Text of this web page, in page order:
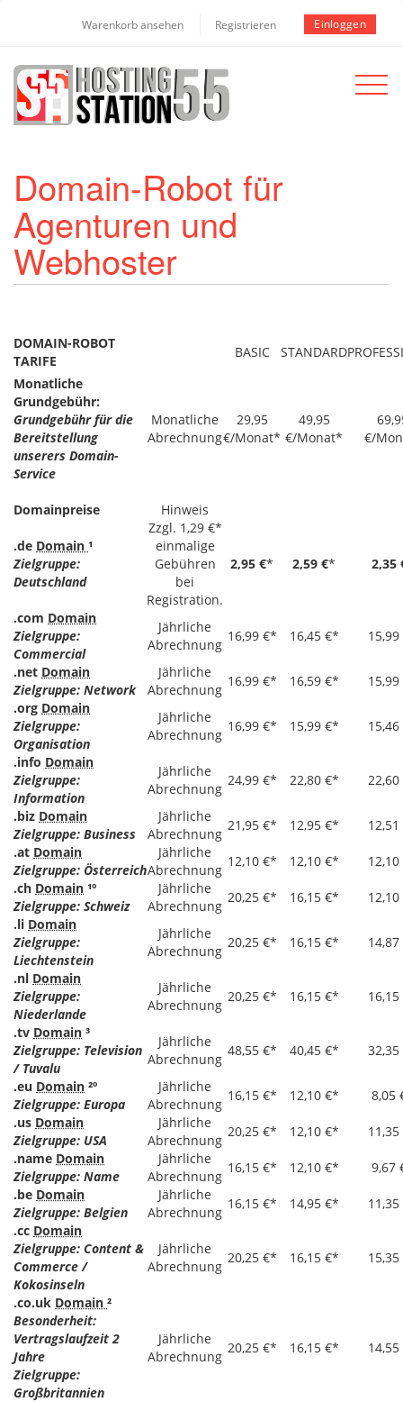
Warenkorb ansehen Registrieren Einloggen
Toggle
Domain-Robot für
Agenturen und
Webhoster
DOMAIN-ROBOT
TARIFE
BASIC STANDARD
Monatliche
Grundgebühr:
Grundgebühr für die
Bereitstellung
unserers Domain-
Service
Monatliche
Abrechnung
29,95
€/Monat*
49,95
€/Monat*
€/
Domainpreise Hinweis
.de Domain ¹
Zielgruppe:
Deutschland
Zzgl. 1,29 €*
einmalige
Gebühren
bei
Registration.
2,95 €* 2,59 €* 2,35
.com Domain
Zielgruppe:
Commercial
Jährliche
Abrechnung
16,99 €* 16,45 €*
.net Domain
Zielgruppe: Network
Jährliche
Abrechnung
16,99 €* 16,59 €*
15,99
.org Domain
Zielgruppe:
Organisation
Jährliche
Abrechnung
16,99 €* 15,99 €*
.info Domain
Zielgruppe:
Information
Jährliche
Abrechnung
24,99 €* 22,80 €*
.biz Domain
Zielgruppe: Business
Jährliche
Abrechnung
21,95 €* 12,95 €*
.at Domain
Zielgruppe: Österreich
Jährliche
Abrechnung
12,10 €* 12,10 €*
.ch Domain ¹º
Zielgruppe: Schweiz
Jährliche
Abrechnung
20,25 €* 16,15 €*
.li Domain
Zielgruppe:
Liechtenstein
Jährliche
Abrechnung
20,25 €* 16,15 €*
.nl Domain
Zielgruppe:
Niederlande
Jährliche
Abrechnung
20,25 €* 16,15 €*
.tv Domain ³
Zielgruppe: Television
/ Tuvalu
Jährliche
Abrechnung
48,55 €* 40,45 €*
.eu Domain ²º
Zielgruppe: Europa
Jährliche
Abrechnung
16,15 €* 12,10 €*
8,05
.us Domain
Zielgruppe: USA
Jährliche
Abrechnung
20,25 €* 12,10 €*
.name Domain
Zielgruppe: Name
Jährliche
Abrechnung
16,15 €* 12,10 €*
9,67
.be Domain
Zielgruppe: Belgien
Jährliche
Abrechnung
16,15 €* 14,95 €*
.cc Domain
Zielgruppe: Content &
Commerce /
Kokosinseln
Jährliche
Abrechnung
20,25 €* 16,15 €*
.co.uk Domain ²
Besonderheit:
Vertragslaufzeit 2
Jahre
Zielgruppe:
Großbritannien
Jährliche
Abrechnung
20,25 €* 16,15 €*